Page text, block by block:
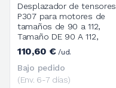
Desplazador de tensores
P307 para motores de
tamaños de 90 a 112,
Tamaño DE 90 A 112,
110,60 €/ud.
Bajo pedido
(Env. 6-7 días)